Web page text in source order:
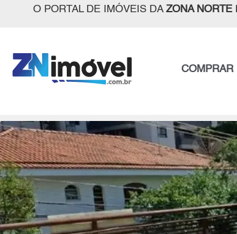
O PORTAL DE IMÓVEIS DA ZONA NORTE
COMPRAR